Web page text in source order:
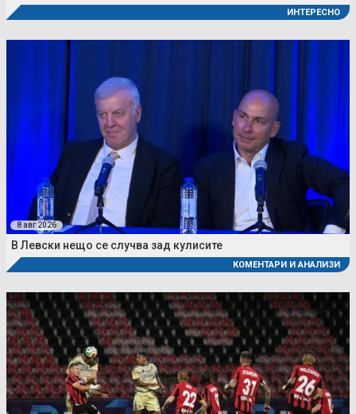
ИНТЕРЕСНО
8 авг 2026
В Левски нещо се случва зад кулисите
КОМЕНТАРИ И АНАЛИЗИ